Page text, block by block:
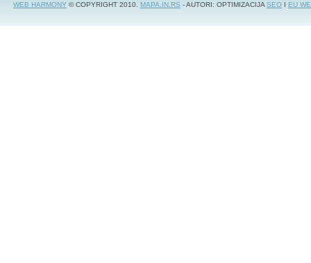
WEB HARMONY © COPYRIGHT 2010. MAPA.IN.RS - AUTORI: OPTIMIZACIJASEO I EU